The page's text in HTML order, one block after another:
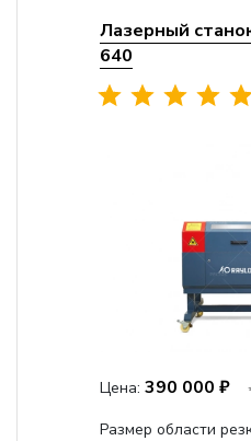
Лазерный
640
Цена: 390 000 ₽
Размер области